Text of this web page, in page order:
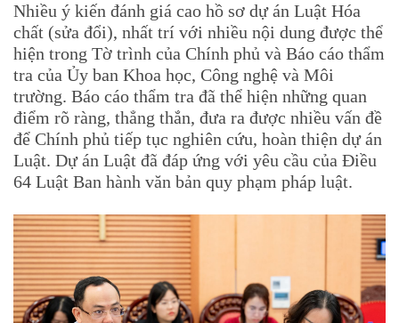
Nhiều ý kiến đánh giá cao hồ sơ dự án Luật Hóa
chất (sửa đổi), nhất trí với nhiều nội dung được thể
hiện trong Tờ trình của Chính phủ và Báo cáo thẩm
tra của Ủy ban Khoa học, Công nghệ và Môi
trường. Báo cáo thẩm tra đã thể hiện những quan
điểm rõ ràng, thẳng thắn, đưa ra được nhiều vấn đề
để Chính phủ tiếp tục nghiên cứu, hoàn thiện dự án
Luật. Dự án Luật đã đáp ứng với yêu cầu của Điều
64 Luật Ban hành văn bản quy phạm pháp luật.